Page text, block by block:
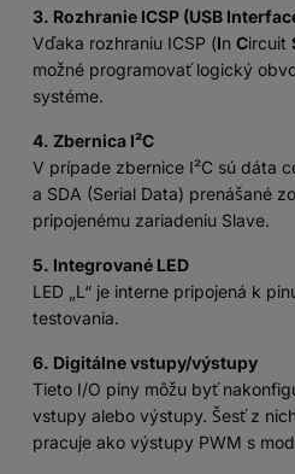
3. Rozhranie ICSP (USB
Vďaka rozhraniu ICSP (In Circuit
možné programovať logický
systéme.
4. Zbernica I²C
V prípade zbernice I²C sú dáta
a SDA (Serial Data) prenášané
pripojenému zariadeniu Slave.
5. Integrované LED
LED „L“ je interne pripojená k
testovania.
6. Digitálne vstupy/výstupy
Tieto I/O piny môžu byť
vstupy alebo výstupy. Šesť z
pracuje ako výstupy PWM s